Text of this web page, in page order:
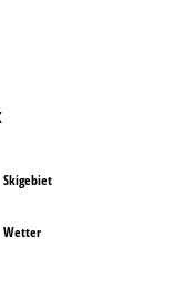
Skigebiet
Wetter